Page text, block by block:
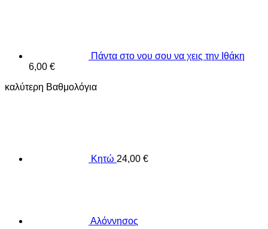
Πάντα στο νου σου να χεις την Ιθάκη
6,00 €
καλύτερη Βαθμολόγια
Κητώ 24,00 €
Αλόννησος